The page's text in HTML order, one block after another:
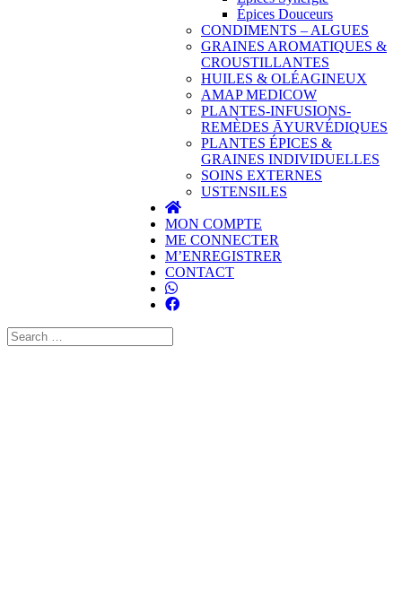
Épices Douceurs
CONDIMENTS – ALGUES
GRAINES AROMATIQUES &
CROUSTILLANTES
HUILES & OLÉAGINEUX
AMAP MEDICOW
PLANTES-INFUSIONS-
REMÈDES ĀYURVÉDIQUES
PLANTES ÉPICES &
GRAINES INDIVIDUELLES
SOINS EXTERNES
USTENSILES
MON COMPTE
ME CONNECTER
M’ENREGISTRER
CONTACT